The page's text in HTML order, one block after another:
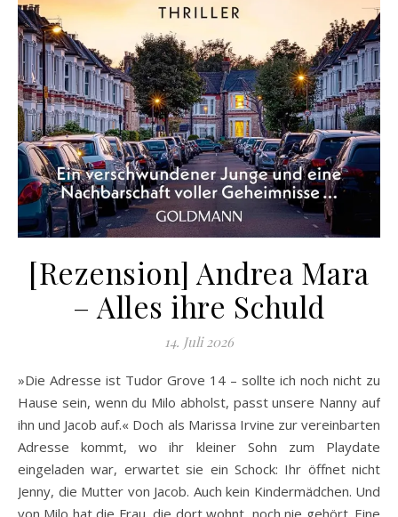
[Rezension] Andrea Mara
– Alles ihre Schuld
14. Juli 2026
»Die Adresse ist Tudor Grove 14 – sollte ich noch nicht zu
Hause sein, wenn du Milo abholst, passt unsere Nanny auf
ihn und Jacob auf.« Doch als Marissa Irvine zur vereinbarten
Adresse kommt, wo ihr kleiner Sohn zum Playdate
eingeladen war, erwartet sie ein Schock: Ihr öffnet nicht
Jenny, die Mutter von Jacob. Auch kein Kindermädchen. Und
von Milo hat die Frau, die dort wohnt, noch nie gehört. Eine